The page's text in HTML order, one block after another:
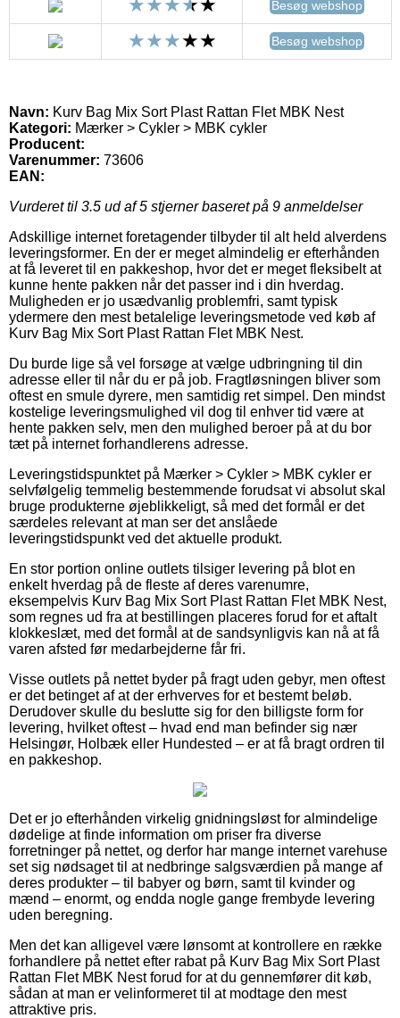
Besøg webshop
Besøg webshop
Navn: Kurv Bag Mix Sort Plast Rattan Flet MBK Nest
Kategori: Mærker > Cykler > MBK cykler
Producent:
Varenummer: 73606
EAN:
Vurderet til 3.5 ud af 5 stjerner baseret på 9 anmeldelser
Adskillige internet foretagender tilbyder til alt held alverdens
leveringsformer. En der er meget almindelig er efterhånden
at få leveret til en pakkeshop, hvor det er meget fleksibelt at
kunne hente pakken når det passer ind i din hverdag.
Muligheden er jo usædvanlig problemfri, samt typisk
ydermere den mest betalelige leveringsmetode ved køb af
Kurv Bag Mix Sort Plast Rattan Flet MBK Nest.
Du burde lige så vel forsøge at vælge udbringning til din
adresse eller til når du er på job. Fragtløsningen bliver som
oftest en smule dyrere, men samtidig ret simpel. Den mindst
kostelige leveringsmulighed vil dog til enhver tid være at
hente pakken selv, men den mulighed beroer på at du bor
tæt på internet forhandlerens adresse.
Leveringstidspunktet på Mærker > Cykler > MBK cykler er
selvfølgelig temmelig bestemmende forudsat vi absolut skal
bruge produkterne øjeblikkeligt, så med det formål er det
særdeles relevant at man ser det anslåede
leveringstidspunkt ved det aktuelle produkt.
En stor portion online outlets tilsiger levering på blot en
enkelt hverdag på de fleste af deres varenumre,
eksempelvis Kurv Bag Mix Sort Plast Rattan Flet MBK Nest,
som regnes ud fra at bestillingen placeres forud for et aftalt
klokkeslæt, med det formål at de sandsynligvis kan nå at få
varen afsted før medarbejderne får fri.
Visse outlets på nettet byder på fragt uden gebyr, men oftest
er det betinget af at der erhverves for et bestemt beløb.
Derudover skulle du beslutte sig for den billigste form for
levering, hvilket oftest – hvad end man befinder sig nær
Helsingør, Holbæk eller Hundested – er at få bragt ordren til
en pakkeshop.
Det er jo efterhånden virkelig gnidningsløst for almindelige
dødelige at finde information om priser fra diverse
forretninger på nettet, og derfor har mange internet varehuse
set sig nødsaget til at nedbringe salgsværdien på mange af
deres produkter – til babyer og børn, samt til kvinder og
mænd – enormt, og endda nogle gange frembyde levering
uden beregning.
Men det kan alligevel være lønsomt at kontrollere en række
forhandlere på nettet efter rabat på Kurv Bag Mix Sort Plast
Rattan Flet MBK Nest forud for at du gennemfører dit køb,
sådan at man er velinformeret til at modtage den mest
attraktive pris.